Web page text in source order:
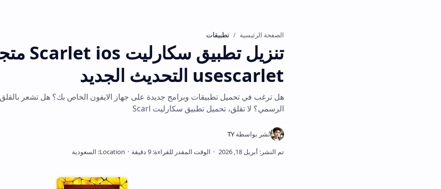
تطبيقات
تنزيل تطبيق سكارليت Scarlet ios متجر
usescarlet التحديث الجديد
هل ترغب في تحميل تطبيقات وبرامج جديدة على جهاز الايفون الخاص بك؟ هل تشعر بالقلق لأنها غير متوفرة
الرسمي؟ لا تقلق، تحميل تطبيق سكارليت Scarl